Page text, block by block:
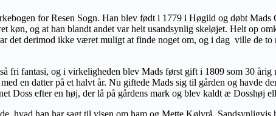
for Resen Sogn. Han blev født i 1779 i Høgild og døbt Mads
og at han blandt andet var helt usandsynlig skeløjet. Helt op
det derimod ikke været muligt at finde noget om, og i dag ville de
fri fantasi, og i virkeligheden blev Mads først gift i 1809 som 30
en datter på et halvt år. Nu giftede Mads sig til gården og havde
Doss efter en høj, der lå på gårdens mark og blev kaldt æ Dosshøj
hvad han har sagt til visen om ham og Mette Kølvrå.